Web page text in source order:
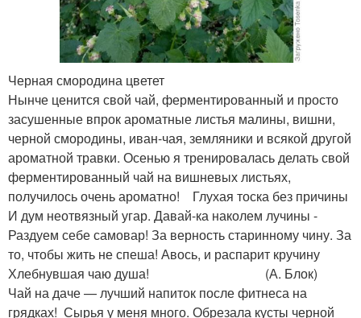
Черная смородина цветет
Нынче ценится свой чай, ферментированный и просто
засушенные впрок ароматные листья малины, вишни,
черной смородины, иван-чая, земляники и всякой другой
ароматной травки. Осенью я тренировалась делать свой
ферментированный чай на вишневых листьях,
получилось очень ароматно! Глухая тоска без причины
И дум неотвязный угар. Давай-ка наколем лучины -
Раздуем себе самовар! За верность старинному чину. За
то, чтобы жить не спеша! Авось, и распарит кручину
Хлебнувшая чаю душа! (А. Блок)
Чай на даче — лучший напиток после фитнеса на
грядках! Сырья у меня много. Обрезала кусты черной